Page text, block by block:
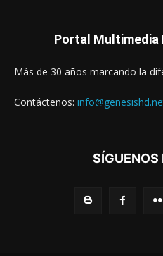
Portal Multimedia
Más de 30 años marcando la
Contáctenos:
SÍGUENOS